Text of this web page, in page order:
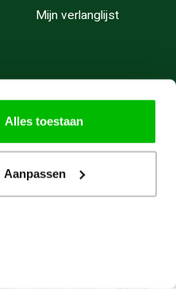
Alles toestaan
Aanpassen
Mijn verlanglijst